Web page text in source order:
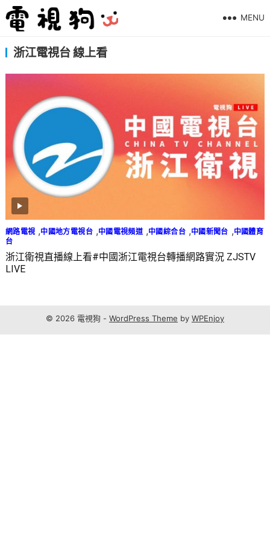
MENU
浙江電視台 線上看
網路電視 ,中國地方電視台,中國電視頻道 ,中國綜合台,中國新聞台 ,中國體育
台
浙江衛視直播線上看#中國浙江電視台轉播網路實況 ZJSTV
LIVE
© 2026 電視狗 - WordPress Theme by WPEnjoy